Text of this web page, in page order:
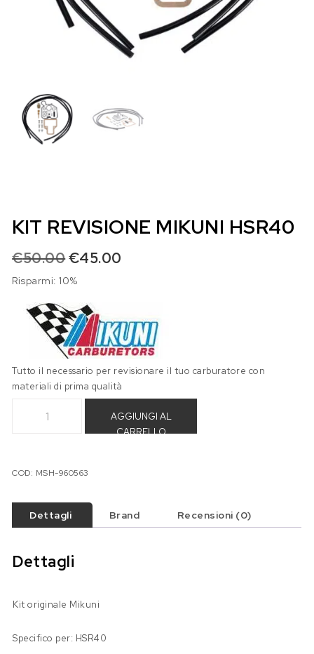
KIT REVISIONE MIKUNI HSR40
€50.00Il prezzo originale era: €50.00.
€45.00
Risparmi: 10%
Tutto il necessario per revisionare il tuo carburatore con
materiali di prima qualità
AGGIUNGI AL
CARRELLO
COD: MSH-960563
Dettagli Brand Recensioni (0)
Dettagli
Kit originale Mikuni
Specifico per: HSR40